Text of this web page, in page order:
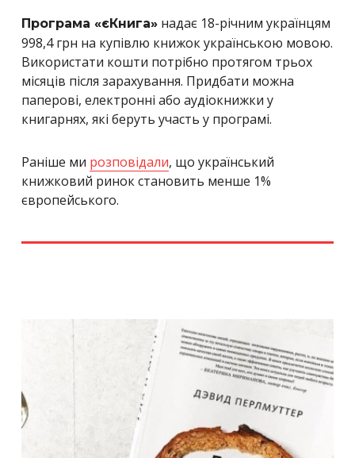
Програма «єКнига» надає 18-річним українцям
998,4 грн на купівлю книжок українською мовою.
Використати кошти потрібно протягом трьох
місяців після зарахування. Придбати можна
паперові, електронні або аудіокнижки у
книгарнях, які беруть участь у програмі.
Раніше ми розповідали, що український
книжковий ринок становить менше 1%
європейського.